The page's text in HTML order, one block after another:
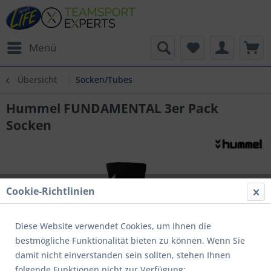
Menü
Übersicht Socken/Tubes
Hummel FUNDAMENTAL 3er Pack
Socken
Cookie-Richtlinien
Diese Website verwendet Cookies, um Ihnen die
bestmögliche Funktionalität bieten zu können. Wenn Sie
damit nicht einverstanden sein sollten, stehen Ihnen